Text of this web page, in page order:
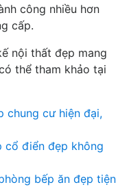
công nhiều hơn
cấp.
nội thất đẹp mang
thể tham khảo tại
chung cư hiện đại,
cổ điển đẹp không
bếp ăn đẹp tiện